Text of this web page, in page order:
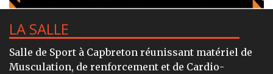
LA SALLE
Salle de Sport à Capbreton réunissant matériel de
Musculation, de renforcement et de Cardio-